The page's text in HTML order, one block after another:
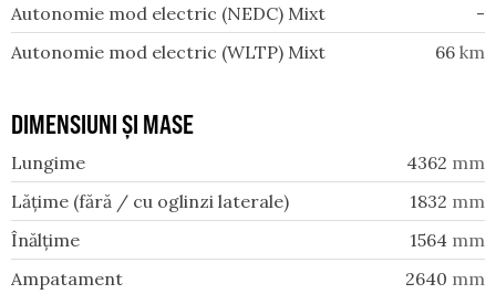
Autonomie mod electric (NEDC) Mixt
-
Autonomie mod electric (WLTP) Mixt
66 km
DIMENSIUNI ȘI MASE
Lungime 4362 mm
Lățime (fără / cu oglinzi laterale)
1832 mm
Înălțime
1564 mm
Ampatament
2640 mm